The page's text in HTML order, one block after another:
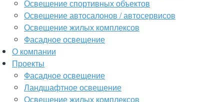
Освещение спортивных объектов
Освещение автосалонов / автосервисов
Освещение жилых комплексов
Фасадное освещение
О компании
Проекты
Фасадное освещение
Ландшафтное освещение
Освещение жилых комплексов